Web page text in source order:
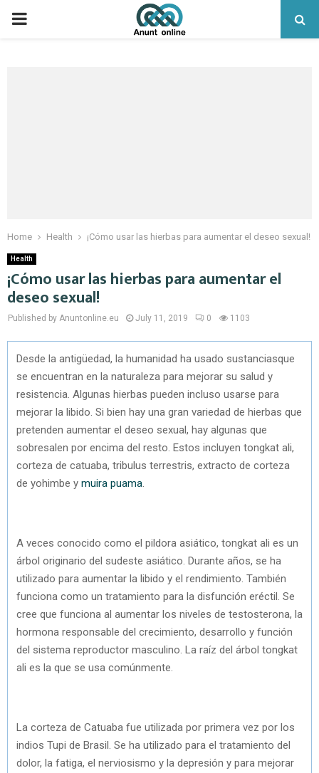
PRIMARY
Home Health ¡Cómo usar las hierbas para aumentar el deseo sexual!
Health
¡Cómo usar las hierbas para aumentar el
deseo sexual!
Published by Anuntonline.eu July 11, 2019 0 1103
Desde la antigüedad, la humanidad ha usado sustanciasque
se encuentran en la naturaleza para mejorar su salud y
resistencia. Algunas hierbas pueden incluso usarse para
mejorar la libido. Si bien hay una gran variedad de hierbas que
pretenden aumentar el deseo sexual, hay algunas que
sobresalen por encima del resto. Estos incluyen tongkat ali,
corteza de catuaba, tribulus terrestris, extracto de corteza
de yohimbe y muira puama
A veces conocido como el pildora asiático, tongkat ali es un
árbol originario del sudeste asiático. Durante años, se ha
utilizado para aumentar la libido y el rendimiento. También
funciona como un tratamiento para la disfunción eréctil. Se
cree que funciona al aumentar los niveles de testosterona, la
hormona responsable del crecimiento, desarrollo y función
del sistema reproductor masculino. La raíz del árbol tongkat
ali es la que se usa comúnmente.
La corteza de Catuaba fue utilizada por primera vez por los
indios Tupi de Brasil. Se ha utilizado para el tratamiento del
dolor, la fatiga, el nerviosismo y la depresión y para mejorar